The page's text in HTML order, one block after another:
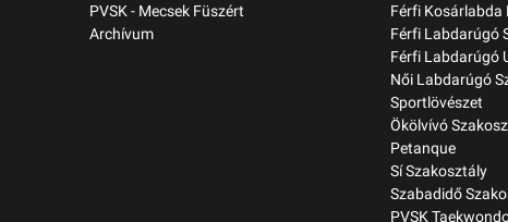
PVSK - Mecsek Füszért
Archívum
Férfi Kosárlabda
Férfi Labdarúgó
Férfi Labdarúgó
Női Labdarúgó
Sportlövészet
Ökölvívó
Petanque
Sí Szakosztály
Szabadidő
PVSK